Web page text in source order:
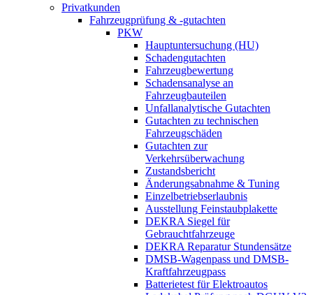
Privatkunden
Fahrzeugprüfung & -gutachten
PKW
Hauptuntersuchung (HU)
Schadengutachten
Fahrzeugbewertung
Schadensanalyse an
Fahrzeugbauteilen
Unfallanalytische Gutachten
Gutachten zu technischen
Fahrzeugschäden
Gutachten zur
Verkehrsüberwachung
Zustandsbericht
Änderungsabnahme & Tuning
Einzelbetriebserlaubnis
Ausstellung Feinstaubplakette
DEKRA Siegel für
Gebrauchtfahrzeuge
DEKRA Reparatur Stundensätze
DMSB-Wagenpass und DMSB-
Kraftfahrzeugpass
Batterietest für Elektroautos